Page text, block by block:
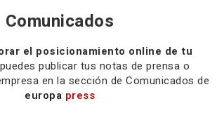
Comunicados
el posicionamiento online de tu
publicar tus notas de prensa o
en la sección de Comunicados de
europa press